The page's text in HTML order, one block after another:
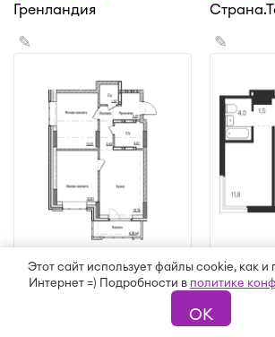
Этот сайт использует файлы cookie, как и
Интернет =) Подробности в политике
ОК
Гренландия
✎
2-комнатная 52,58 м2
9 275 000 руб.
✎
2-
8 350
Квартал